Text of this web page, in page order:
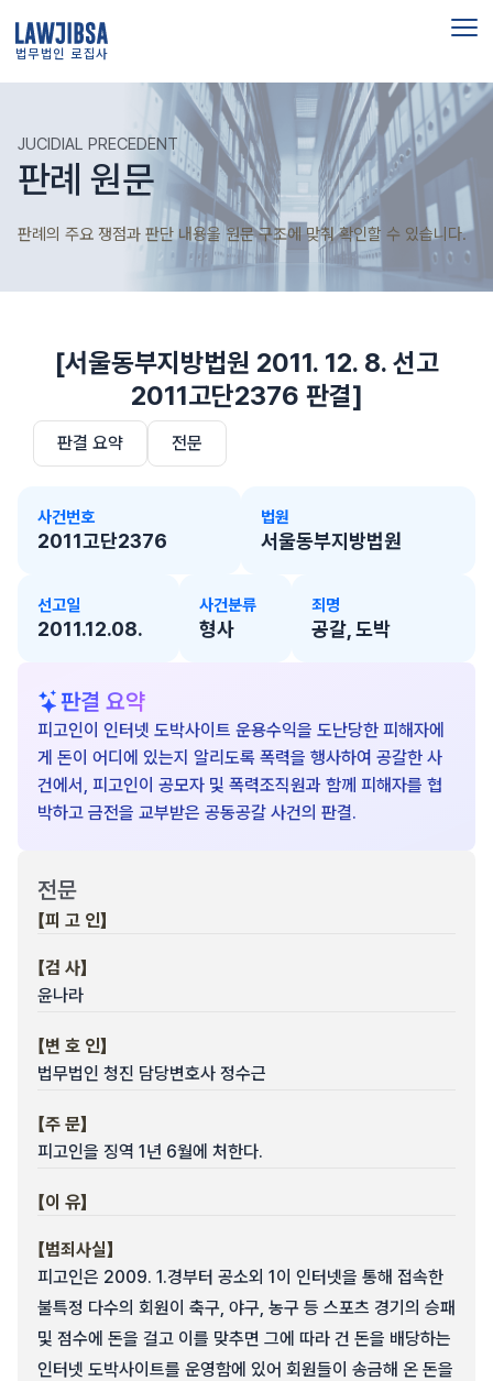
법무법인 로집사
JUCIDIAL PRECEDENT
판례 원문
판례의 주요 쟁점과 판단 내용을 원문 구조에 맞춰 확인할 수 있습니다.
[서울동부지방법원 2011. 12. 8. 선고
2011고단2376 판결]
판결 요약 전문
사건번호
2011고단2376
법원
서울동부지방법원
선고일
2011.12.08.
사건분류
형사
죄명
공갈, 도박
판결 요약
피고인이 인터넷 도박사이트 운용수익을 도난당한 피해자에
게 돈이 어디에 있는지 알리도록 폭력을 행사하여 공갈한 사
건에서, 피고인이 공모자 및 폭력조직원과 함께 피해자를 협
박하고 금전을 교부받은 공동공갈 사건의 판결.
전문
【피 고 인】
【검 사】
윤나라
【변 호 인】
법무법인 청진 담당변호사 정수근
【주 문】
피고인을 징역 1년 6월에 처한다.
【이 유】
【범죄사실】
피고인은 2009. 1.경부터 공소외 1이 인터넷을 통해 접속한
불특정 다수의 회원이 축구, 야구, 농구 등 스포츠 경기의 승패
및 점수에 돈을 걸고 이를 맞추면 그에 따라 건 돈을 배당하는
인터넷 도박사이트를 운영함에 있어 회원들이 송금해 온 돈을